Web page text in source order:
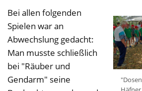
Bei allen folgenden
Spielen war an
Abwechslung gedacht:
Man musste schließlich
bei "Räuber und
Gendarm" seine